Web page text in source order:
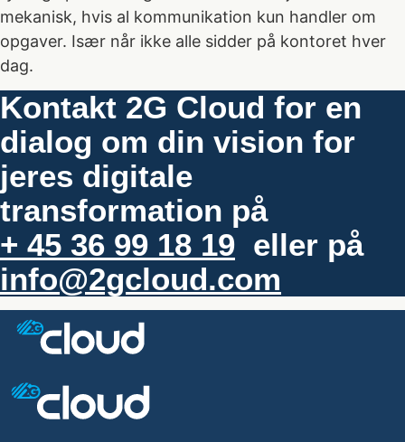
mekanisk, hvis al kommunikation kun handler om
opgaver. Især når ikke alle sidder på kontoret hver
dag.
Kontakt 2G Cloud for en
dialog om din vision for
jeres digitale
transformation på
+ 45 36 99 18 19 eller på
info@2gcloud.com